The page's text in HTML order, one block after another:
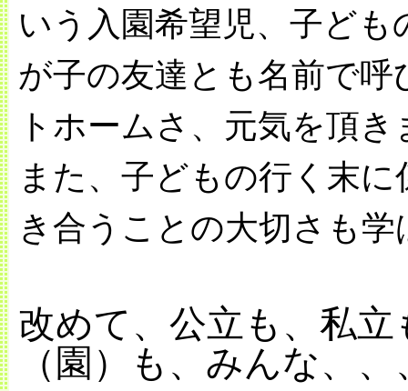
いう入園希望児、子ど
が子の友達とも名前で
トホームさ、元気を頂
また、子どもの行く末
き合うことの大切さも
改めて、公立も、私
（園）も、みんな、